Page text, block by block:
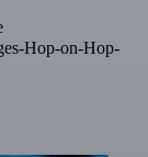
Hop-on-Hop-